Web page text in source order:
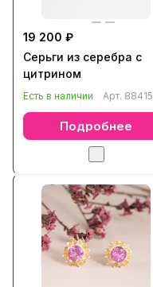
19 200 ₽
Серьги из серебра с
цитрином
Есть в наличии Арт. 88415
Подробнее